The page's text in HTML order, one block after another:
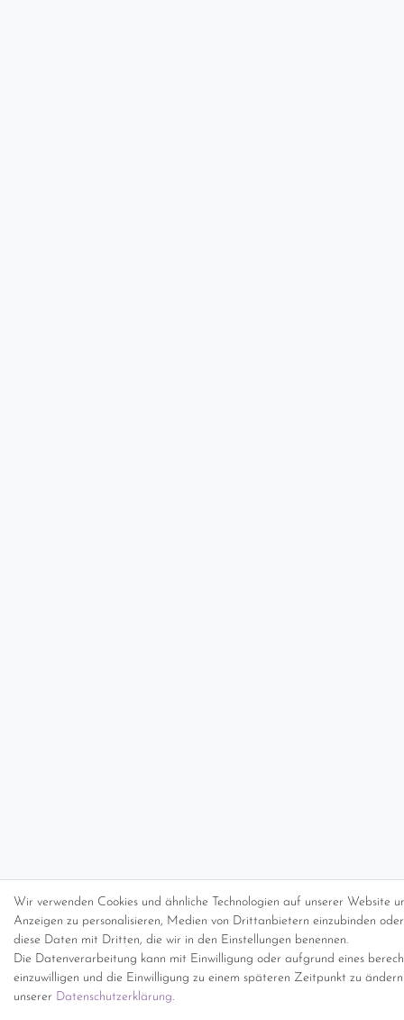
Wir verwenden Cookies und ähnliche Technologien auf unserer Website
Anzeigen zu personalisieren, Medien von Drittanbietern einzubinden
diese Daten mit Dritten, die wir in den Einstellungen benennen.
Die Datenverarbeitung kann mit Einwilligung oder aufgrund eines
einzuwilligen und die Einwilligung zu einem späteren Zeitpunkt zu
unserer Daten­schutz­erklärung.